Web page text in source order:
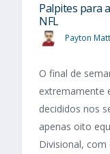
Palpites para
NFL
Payton
O final de
extremamente
decididos nos
apenas oito
Divisional,